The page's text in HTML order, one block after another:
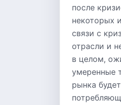
после
некоторых
связи с
отрасли и
в целом,
умеренные
рынка